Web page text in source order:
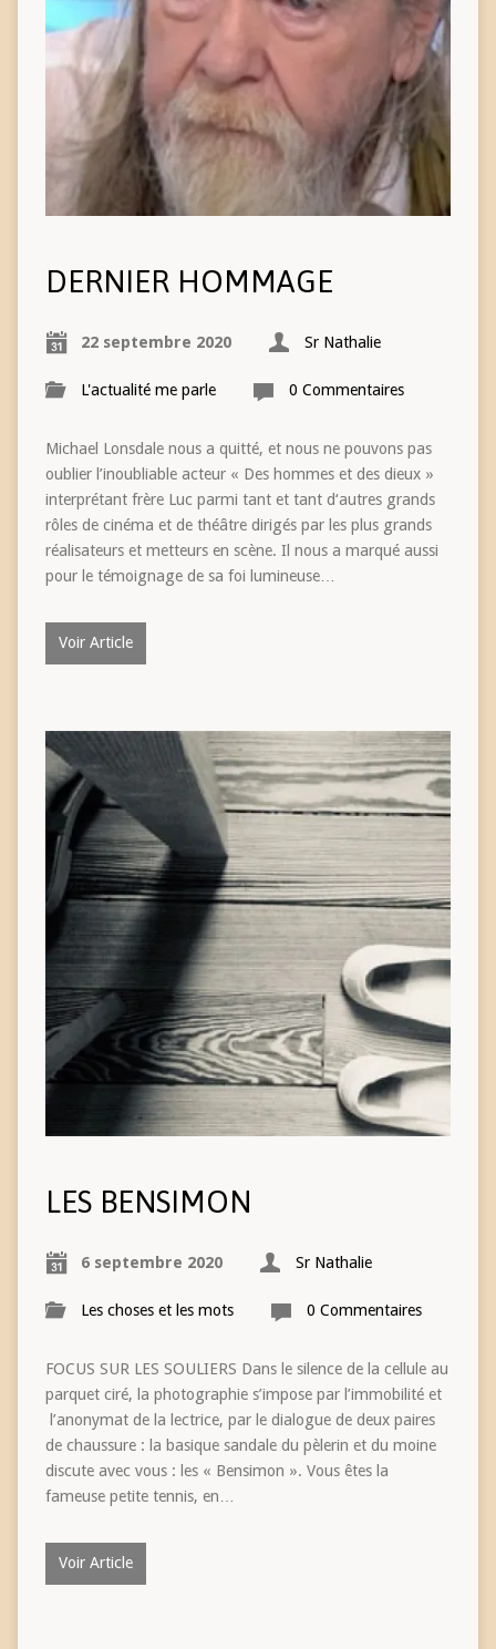
DERNIER HOMMAGE
22 septembre 2020 Sr Nathalie
L'actualité me parle 0 Commentaires
Michael Lonsdale nous a quitté, et nous ne pouvons pas
oublier l’inoubliable acteur « Des hommes et des dieux »
interprétant frère Luc parmi tant et tant d‘autres grands
rôles de cinéma et de théâtre dirigés par les plus grands
réalisateurs et metteurs en scène. Il nous a marqué aussi
pour le témoignage de sa foi lumineuse…
Voir Article
LES BENSIMON
6 septembre 2020 Sr Nathalie
Les choses et les mots 0 Commentaires
FOCUS SUR LES SOULIERS Dans le silence de la cellule au
parquet ciré, la photographie s’impose par l’immobilité et
l’anonymat de la lectrice, par le dialogue de deux paires
de chaussure : la basique sandale du pèlerin et du moine
discute avec vous : les « Bensimon ». Vous êtes la
fameuse petite tennis, en…
Voir Article